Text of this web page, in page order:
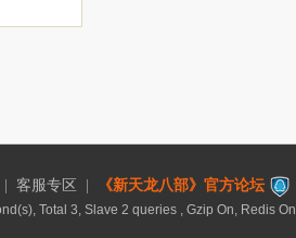
客服专区 《新天龙八部》官方论坛
Total 3, Slave 2 queries , Gzip On, Redis On.